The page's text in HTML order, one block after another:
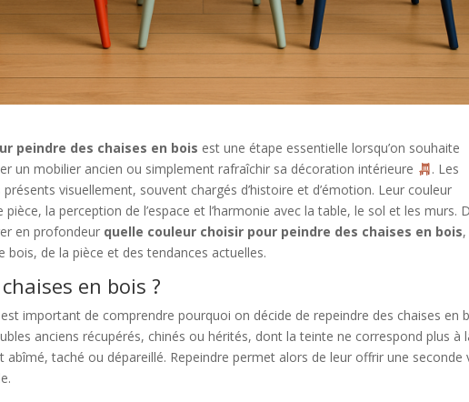
peindre des chaises en bois est une étape essentielle lorsqu’on souhaite
un mobilier ancien ou simplement rafraîchir sa décoration intérieure
. Les
visuellement, souvent chargés d’histoire et d’émotion. Leur couleur
pièce, la perception de l’espace et l’harmonie avec la table, le sol et les murs.
en profondeur quelle couleur choisir pour peindre des chaises en bois
de la pièce et des tendances actuelles.
en bois ?
important de comprendre pourquoi on décide de repeindre des chaises en
anciens récupérés, chinés ou hérités, dont la teinte ne correspond plus à
taché ou dépareillé. Repeindre permet alors de leur offrir une seconde